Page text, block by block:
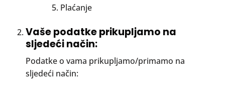
Plaćanje
Vaše podatke prikupljamo na
sljedeći način:
Podatke o vama prikupljamo/primamo na
sljedeći način: